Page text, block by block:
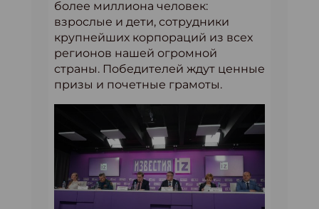
более миллиона человек:
взрослые и дети, сотрудники
крупнейших корпораций из всех
регионов нашей огромной
страны. Победителей ждут ценные
призы и почетные грамоты.